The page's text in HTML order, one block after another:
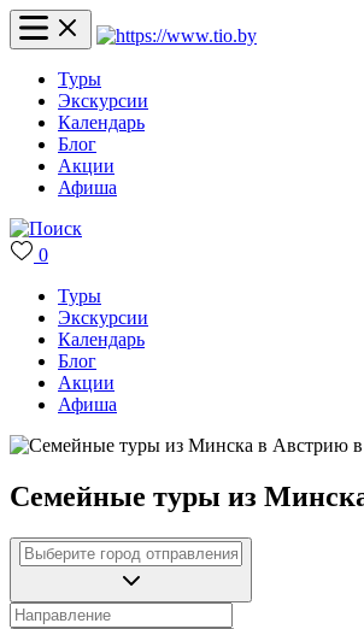
Туры
Экскурсии
Календарь
Блог
Акции
Афиша
0
Туры
Экскурсии
Календарь
Блог
Акции
Афиша
Семейные туры из